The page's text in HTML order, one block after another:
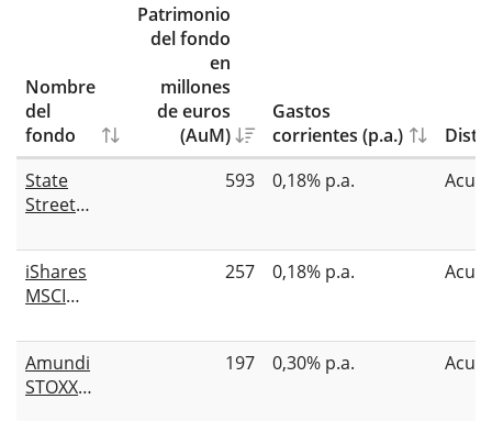
Nombre
del
fondo
Patrimonio
del fondo
en
millones
de euros
(AuM)
Gastos
corrientes (p.a.)
State
Street
Europe
Energy
UCITS ETF
593 0,18% p.a.
iShares
MSCI
Energy
Sector
UCITS ETF
257 0,18% p.a.
Amundi
STOXX
197 0,30% p.a.